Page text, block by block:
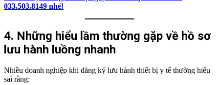
033.503.8149 nhé!
4. Những hiểu lầm thường gặp về hồ sơ
lưu hành luồng nhanh
Nhiều doanh nghiệp khi đăng ký lưu hành thiết bị y tế thường hiểu
sai rằng: